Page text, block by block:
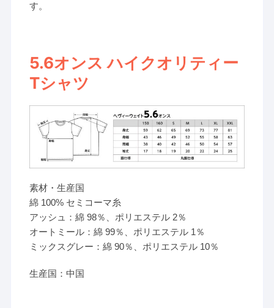
す。
5.6オンス ハイクオリティー
Tシャツ
素材・生産国
綿 100% セミコーマ糸
アッシュ：綿 98％、ポリエステル 2％
オートミール：綿 99％、ポリエステル 1％
ミックスグレー：綿 90％、ポリエステル 10％
生産国：中国